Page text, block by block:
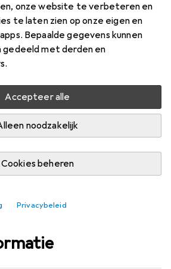
onze website te verbeteren en
te laten zien op onze eigen en
Bepaalde gegevens kunnen
gedeeld met derden en
Accepteer alle
noodzakelijk
Cookies beheren
Privacybeleid
14-8 en za, 15-8
bij leverancier
In winkelmandje
30,– i